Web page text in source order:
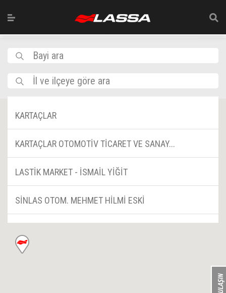
Bayi ara
İl ve ilçeye göre ara
KARTAÇLAR
KARTAÇLAR OTOMOTİV TİCARET VE SANAY...
LASTİK MARKET - İSMAİL YİĞİT
SİNLAS OTOM. MEHMET HİLMİ ESKİ